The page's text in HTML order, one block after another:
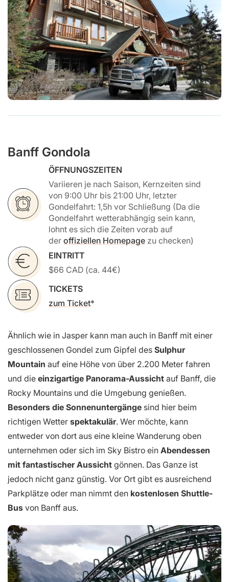
Banff Gondola
ÖFFNUNGSZEITEN
Variieren je nach Saison, Kernzeiten sind
von 9:00 Uhr bis 21:00 Uhr, letzter
Gondelfahrt: 1,5h vor Schließung (Da die
Gondelfahrt wetterabhängig sein kann,
lohnt es sich die Zeiten vorab auf
der offiziellen Homepage zu checken)
EINTRITT
$66 CAD (ca. 44€)
TICKETS
zum Ticket
Ähnlich wie in Jasper kann man auch in Banff mit einer
geschlossenen Gondel zum Gipfel des Sulphur
Mountain auf eine Höhe von über 2.200 Meter fahren
und die einzigartige Panorama-Aussicht auf Banff, die
Rocky Mountains und die Umgebung genießen.
Besonders die Sonnenuntergänge sind hier beim
richtigen Wetter spektakulär. Wer möchte, kann
entweder von dort aus eine kleine Wanderung oben
unternehmen oder sich im Sky Bistro ein Abendessen
mit fantastischer Aussicht gönnen. Das Ganze ist
jedoch nicht ganz günstig. Vor Ort gibt es ausreichend
Parkplätze oder man nimmt den kostenlosen Shuttle-
Bus von Banff aus.